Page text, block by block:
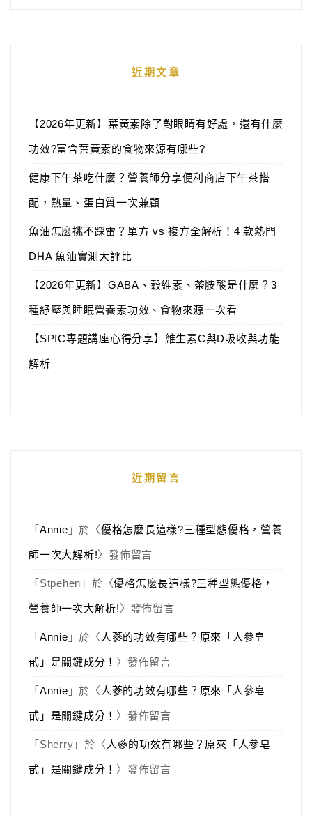
近期文章
【2026年更新】葉黃素除了對眼睛有好處，還有什麼
功效?富含葉黃素的食物來源有哪些?
健康下午茶吃什麼？營養師分享便利商店下午茶搭
配，熱量、蛋白質一次兼顧
魚油怎麼挑不踩雷？單方 vs 複方全解析！4 款熱門
DHA 魚油實測大評比
【2026年更新】GABA、穀維素、茶胺酸是什麼？3
種紓壓與睡眠營養素功效、食物來源一次看
【SPIC專題講座心得分享】維生素C與D吸收與功能
解析
近期留言
「 Annie 」於〈優格怎麼長這樣?三種型態優格，營養
師一次大解析!〉發佈留言
「 Stpehen 」於〈優格怎麼長這樣?三種型態優格，
營養師一次大解析!〉發佈留言
「 Annie 」於〈 人蔘的功效有哪些？原來「人參皂
甙」是關鍵成分！ 〉發佈留言
「 Annie 」於〈 人蔘的功效有哪些？原來「人參皂
甙」是關鍵成分！ 〉發佈留言
「 Sherry 」於〈 人蔘的功效有哪些？原來「人參皂
甙」是關鍵成分！ 〉發佈留言